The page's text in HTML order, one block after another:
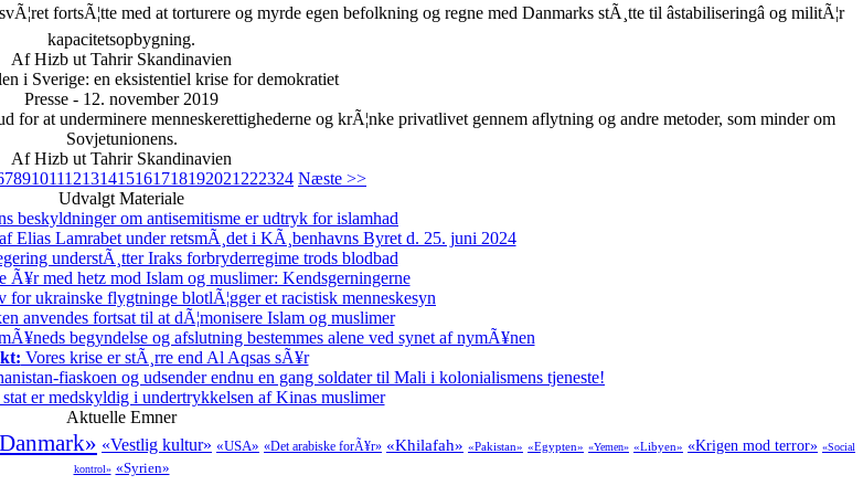
fortsÃ¦tte med at torturere og myrde egen befolkning og regne med Danmarks stÃ¸tte til âstabiliseringâ og militÃ¦r
kapacitetsopbygning.
Af Hizb ut Tahrir Skandinavien
i Sverige: en eksistentiel krise for demokratiet
Presse - 12. november 2019
for at underminere menneskerettighederne og krÃ¦nke privatlivet gennem aflytning og andre metoder, som minder om
Sovjetunionens.
Af Hizb ut Tahrir Skandinavien
789101112131415161718192021 222324 Næste >>
Udvalgt Materiale
beskyldninger om antisemitisme er udtryk for islamhad
Elias Lamrabet under retsmÃ¸det i KÃ¸benhavns Byret d. 25. juni 2024
understÃ¸tter Iraks forbryderregime trods blodbad
Ã¥r med hetz mod Islam og muslimer: Kendsgerningerne
for ukrainske flygtninge blotlÃ¦gger et racistisk menneskesyn
anvendes fortsat til at dÃ¦monisere Islam og muslimer
begyndelse og afslutning bestemmes alene ved synet af nymÃ¥nen
Vores krise er stÃ¸rre end Al Aqsas sÃ¥r
fiaskoen og udsender endnu en gang soldater til Mali i kolonialismens tjeneste!
er medskyldig i undertrykkelsen af Kinas muslimer
Aktuelle Emner
«Vestlig kultur» «USA» «Det arabiske forÃ¥r» «Khilafah» «Pakistan» «Egypten» «Yemen» «Libyen» «Krigen mod terror» «Social
kontrol» «Syrien»